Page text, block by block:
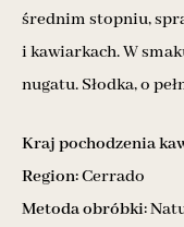
średnim stopniu,
i kawiarkach. W
nugatu. Słodka, o
Kraj pochodzenia
Region:Cerrado
Metoda obróbki: